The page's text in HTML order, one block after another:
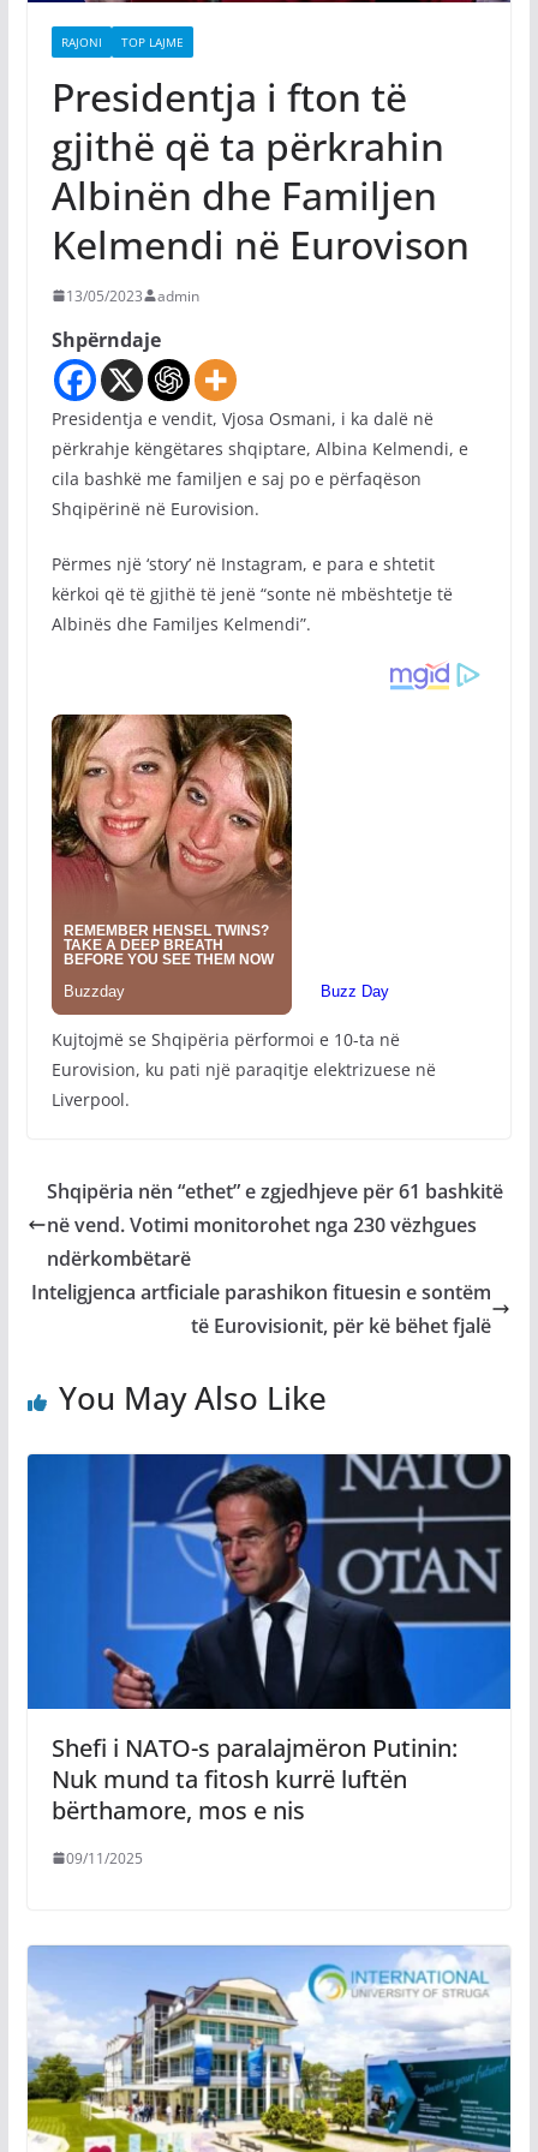
RAJONI TOP LAJME
Presidentja i fton të
gjithë që ta përkrahin
Albinën dhe Familjen
Kelmendi në Eurovison
13/05/2023 admin
Shpërndaje
Presidentja e vendit, Vjosa Osmani, i ka dalë në
përkrahje këngëtares shqiptare, Albina Kelmendi, e
cila bashkë me familjen e saj po e përfaqëson
Shqipërinë në Eurovision.
Përmes një ‘story’ në Instagram, e para e shtetit
kërkoi që të gjithë të jenë “sonte në mbështetje të
Albinës dhe Familjes Kelmendi”.
Kujtojmë se Shqipëria përformoi e 10-ta në
Eurovision, ku pati një paraqitje elektrizuese në
Liverpool.
Shqipëria nën “ethet” e zgjedhjeve për 61 bashkitë
në vend. Votimi monitorohet nga 230 vëzhgues
ndërkombëtarë
Inteligjenca artficiale parashikon fituesin e sontëm
të Eurovisionit, për kë bëhet fjalë
You May Also Like
Shefi i NATO-s paralajmëron Putinin:
Nuk mund ta fitosh kurrë luftën
bërthamore, mos e nis
09/11/2025